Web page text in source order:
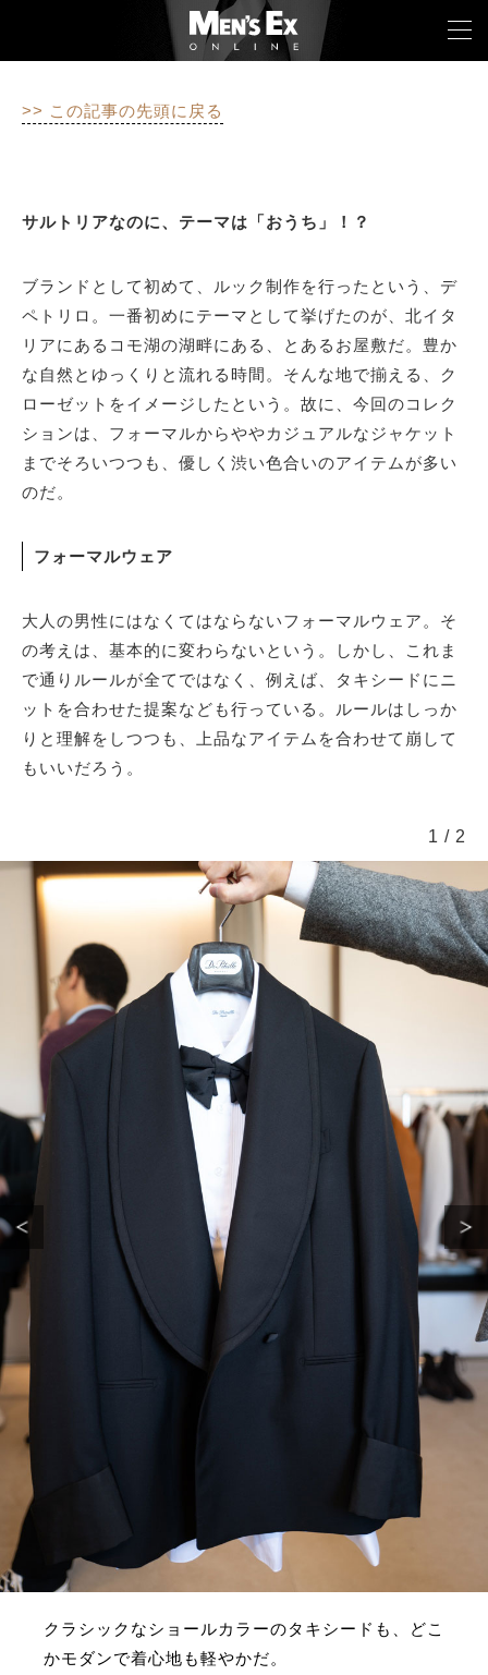
>> この記事の先頭に戻る
サルトリアなのに、テーマは「おうち」！？
ブランドとして初めて、ルック制作を行ったという、デ
ペトリロ。一番初めにテーマとして挙げたのが、北イタ
リアにあるコモ湖の湖畔にある、とあるお屋敷だ。豊か
な自然とゆっくりと流れる時間。そんな地で揃える、ク
ローゼットをイメージしたという。故に、今回のコレク
ションは、フォーマルからややカジュアルなジャケット
までそろいつつも、優しく渋い色合いのアイテムが多い
のだ。
フォーマルウェア
大人の男性にはなくてはならないフォーマルウェア。そ
の考えは、基本的に変わらないという。しかし、これま
で通りルールが全てではなく、例えば、タキシードにニ
ットを合わせた提案なども行っている。ルールはしっか
りと理解をしつつも、上品なアイテムを合わせて崩して
もいいだろう。
クラシックなショールカラーのタキシードも、どこ
かモダンで着心地も軽やかだ。
1 / 2
CAR&BIKE
LIFESTYLE
COLUMN
MAGAZINE
ABOUT SITE